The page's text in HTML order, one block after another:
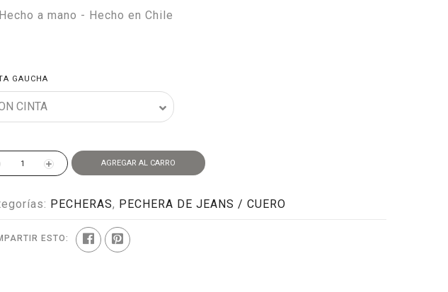
Hecho a mano - Hecho en Chile
GAUCHA
AGREGAR AL CARRO
PECHERAS, PECHERA DE JEANS / CUERO
ESTO: